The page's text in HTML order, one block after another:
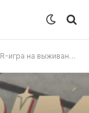
в ранний доступ на этой неделе, трейлер уже здесь